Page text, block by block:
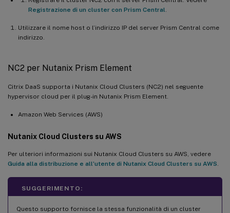
Microsoft.Storage/storageAccounts/
Registrazione di un cluster con Prism Central
Utilizzare il nome host o l’indirizzo IP del server Prism Central come
indirizzo.
NC2 per Nutanix Prism Element
Citrix DaaS supporta i Nutanix Cloud Clusters (NC2) nel seguente
hypervisor cloud per il plug-in Nutanix Prism Element.
Amazon Web Services (AWS)
Nutanix Cloud Clusters su AWS
Per ulteriori informazioni sui Nutanix Cloud Clusters su AWS, vedere
Guida alla distribuzione e all’utente di Nutanix Cloud Clusters su AWS
SUGGERIMENTO:
Questo supporto fornisce la stessa funzionalità di un cluster